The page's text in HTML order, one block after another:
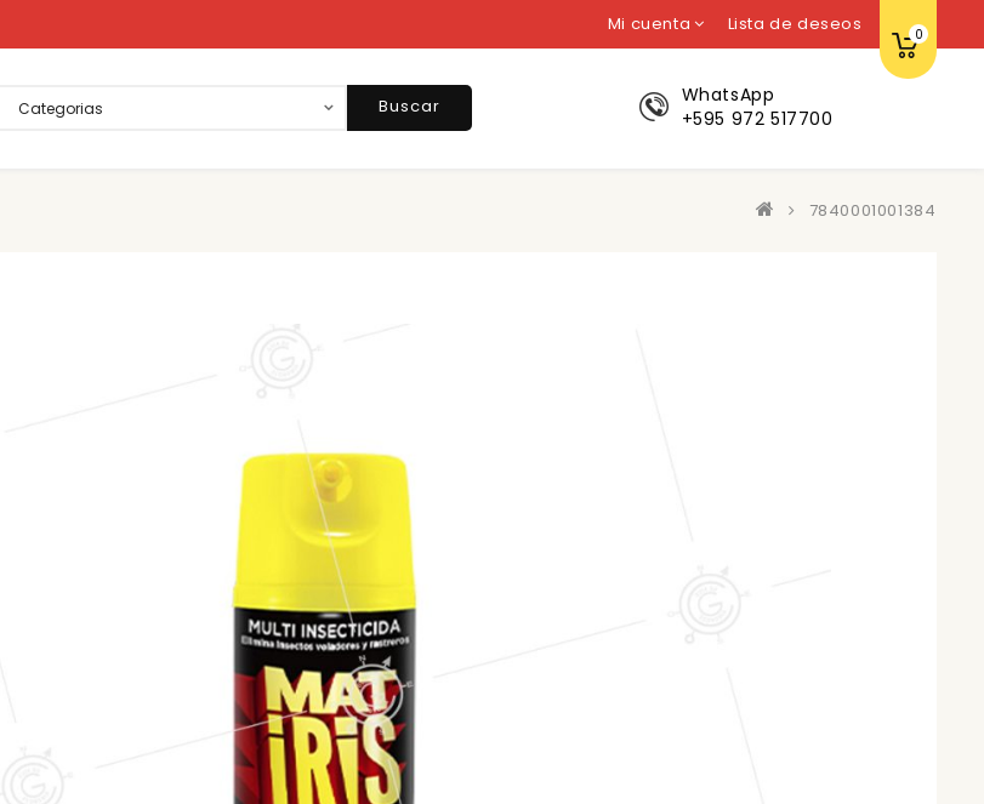
Mi cuenta Lista de deseos 0
WhatsApp
+595 972 517700
Buscar
7840001001384